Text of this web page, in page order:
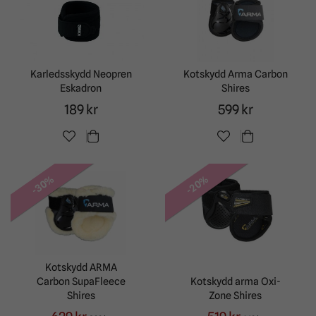
Karledsskydd Neopren
Eskadron
189 kr
Kotskydd Arma Carbon
Shires
599 kr
-30%
Kotskydd ARMA
Carbon SupaFleece
Shires
-20%
Kotskydd arma Oxi-
Zone Shires